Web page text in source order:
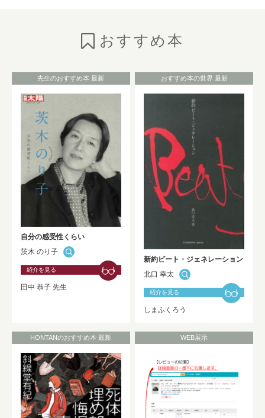
お知らせ
（No.325★2026 Summer）
NEW!
2026年7月1日 お知らせ
HONTAN黒板展示が更新されました！！
NEW!
2026年7月1日 お知らせ
Westlaw Japan 判例・法令関係データベ
ーストライアルのお知らせ（9/30まで）
2026年6月30日
2025年度 修士論文及び卒業論文の利用
開始について
おすすめ本
先生のおすすめ本 最新
自分の感受性くらい
茨木 のり子
紹介を見る
田中 恭子 先生
おすすめ本の世界 最新
新約ビート・ジェネレーション
北口 幸太
紹介を見る
しまふくろう
HONTANのおすすめ本 最新 WEB展示